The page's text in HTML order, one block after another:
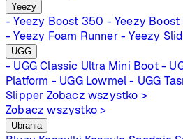
Yeezy
- Yeezy Boost 350 - Yeezy
- Yeezy Foam Runner - Yeezy
UGG
- UGG Classic Ultra Mini Boot -
Platform - UGG Lowmel - UGG
Slipper Zobacz wszystko >
Zobacz wszystko >
Ubrania